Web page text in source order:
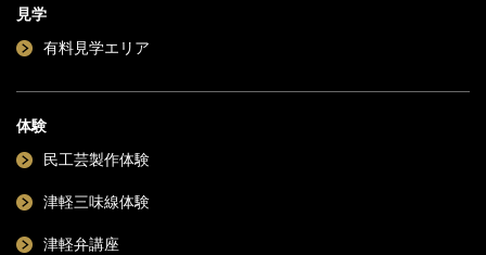
見学
有料見学エリア
体験
民工芸製作体験
津軽三味線体験
津軽弁講座